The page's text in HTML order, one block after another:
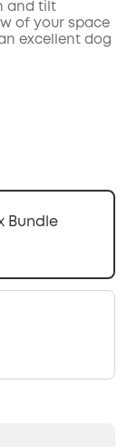
and tilt
of your space
excellent dog
Bundle